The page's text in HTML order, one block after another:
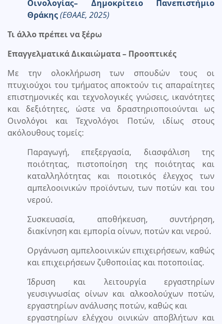
Οινολογίας– Δημοκρίτειο Πανεπιστήμιο
Θράκης(ΕΘΑΑΕ, 2025)
Τι άλλο πρέπει να ξέρω
Επαγγελματικά Δικαιώματα – Προοπτικές
Με την ολοκλήρωση των σπουδών τους οι
πτυχιούχοι του τμήματος αποκτούν τις απαραίτητες
επιστημονικές και τεχνολογικές γνώσεις, ικανότητες
και δεξιότητες, ώστε να δραστηριοποιούνται ως
Οινολόγοι και Τεχνολόγοι Ποτών, ιδίως στους
ακόλουθους τομείς:
Παραγωγή, επεξεργασία, διασφάλιση της
ποιότητας, πιστοποίηση της ποιότητας και
καταλληλότητας και ποιοτικός έλεγχος των
αμπελοοινικών προϊόντων, των ποτών και του
νερού.
Συσκευασία, αποθήκευση, συντήρηση,
διακίνηση και εμπορία οίνων, ποτών και νερού.
Οργάνωση αμπελοοινικών επιχειρήσεων, καθώς
και επιχειρήσεων ζυθοποιίας και ποτοποιίας.
Ίδρυση και λειτουργία εργαστηρίων
γευσιγνωσίας οίνων και αλκοολούχων ποτών,
εργαστηρίων ανάλυσης ποτών, καθώς και
εργαστηρίων ελέγχου οινικών αποβλήτων και